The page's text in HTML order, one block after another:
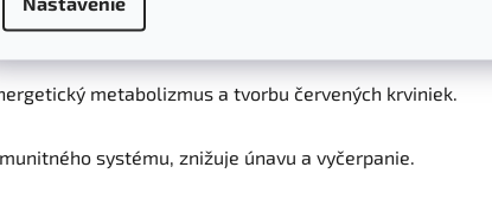
zložku s antioxidačnými účinkami.
metabolizmus a tvorbu červených krviniek.
systému, znižuje únavu a vyčerpanie.